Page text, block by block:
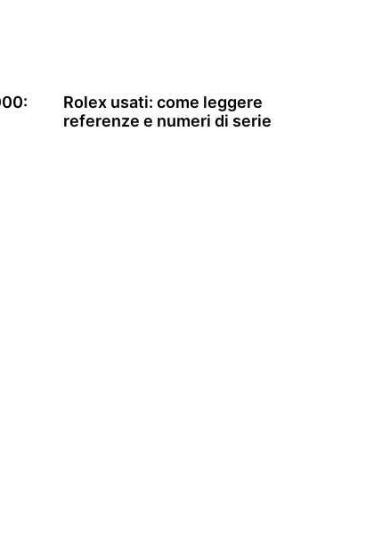
Rolex usati: come leggere
referenze e numeri di serie